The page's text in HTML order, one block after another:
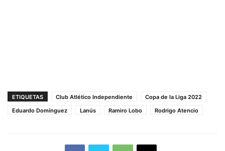
ETIQUETAS Club Atlético Independiente
Copa de la Liga 2022
Eduardo Domínguez
Lanús Ramiro Lobo Rodrigo Atencio